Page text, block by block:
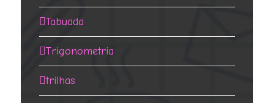
Tabuada
Trigonometria
trilhas